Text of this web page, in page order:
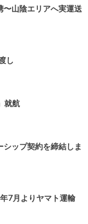
山陰エリアへ実運送
し
就航
ップ契約を締結しま
7月よりヤマト運輸